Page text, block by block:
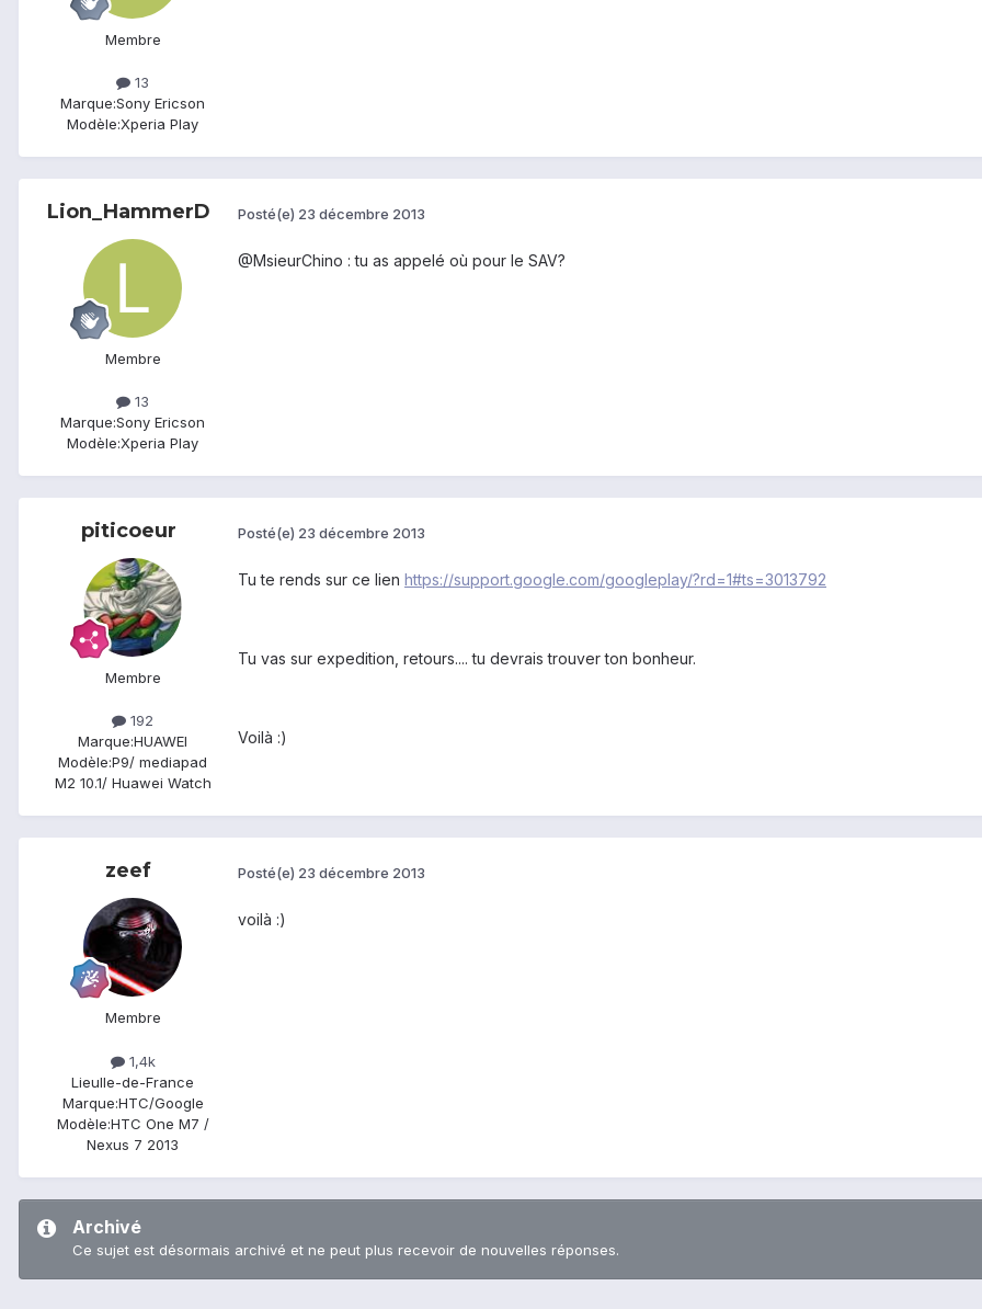
Membre
13
Marque:Sony Ericson
Modèle:Xperia Play
Lion_HammerD
Membre
13
Marque:Sony Ericson
Modèle:Xperia Play
Posté(e) 23 décembre 2013
@MsieurChino : tu as appelé où pour le SAV?
piticoeur
Membre
192
Marque:HUAWEI
Modèle:P9/ mediapad
M2 10.1/ Huawei Watch
Posté(e) 23 décembre 2013
Tu te rends sur ce lien https://support.google.com/googleplay/?rd=1#ts=3013792
Tu vas sur expedition, retours.... tu devrais trouver ton bonheur.
Voilà :)
zeef
Membre
1,4k
LieuIle-de-France
Marque:HTC/Google
Modèle:HTC One M7 /
Nexus 7 2013
Posté(e) 23 décembre 2013
voilà :)
Archivé
Ce sujet est désormais archivé et ne peut plus recevoir de nouvelles réponses.